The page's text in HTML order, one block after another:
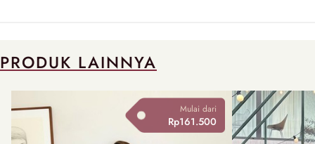
PRODUK LAINNYA
Mulai dari
Rp161.500